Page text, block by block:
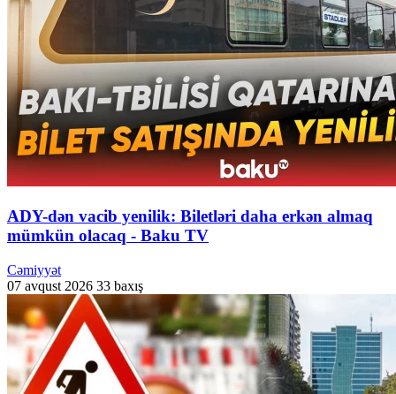
ADY-dən vacib yenilik: Biletləri daha erkən almaq
mümkün olacaq - Baku TV
Cəmiyyət
07 avqust 2026 33 baxış